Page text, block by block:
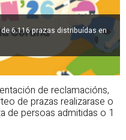
6.116 prazas distribuídas en
de reclamacións,
de prazas realizarase o
de persoas admitidas o 1